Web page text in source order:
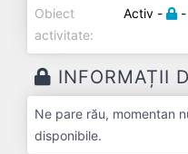
Obiect
activitate:
Activ - -
INFORMAȚII
Ne pare rău, momentan
disponibile.